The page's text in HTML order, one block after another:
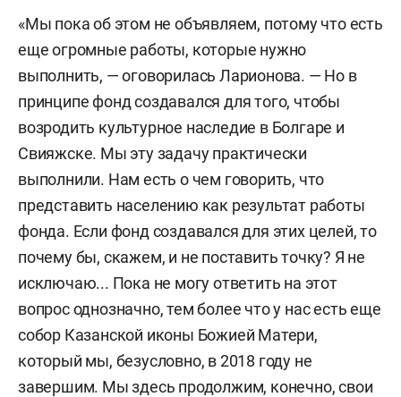
«Мы пока об этом не объявляем, потому что есть
еще огромные работы, которые нужно
выполнить, — оговорилась Ларионова. — Но в
принципе фонд создавался для того, чтобы
возродить культурное наследие в Болгаре и
Свияжске. Мы эту задачу практически
выполнили. Нам есть о чем говорить, что
представить населению как результат работы
фонда. Если фонд создавался для этих целей, то
почему бы, скажем, и не поставить точку? Я не
исключаю... Пока не могу ответить на этот
вопрос однозначно, тем более что у нас есть еще
собор Казанской иконы Божией Матери,
который мы, безусловно, в 2018 году не
завершим. Мы здесь продолжим, конечно, свои